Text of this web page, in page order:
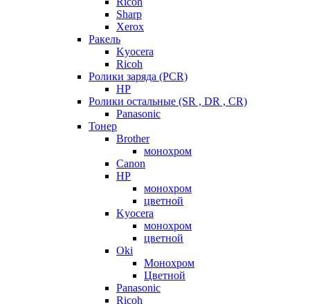
Sharp
Xerox
Ракель
Kyocera
Ricoh
Ролики заряда (PCR)
HP
Ролики остальные (SR , DR , CR)
Panasonic
Тонер
Brother
монохром
Canon
HP
монохром
цветной
Kyocera
монохром
цветной
Oki
Монохром
Цветной
Panasonic
Ricoh